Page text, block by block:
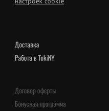
Доставка
Работа в TokiNY
Договор оферты
Бонусная программа